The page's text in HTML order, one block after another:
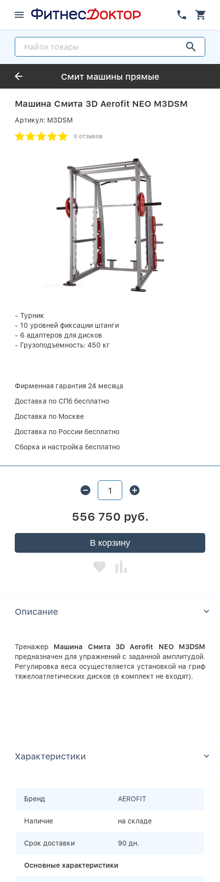
Смит машины прямые
Машина Смита 3D Aerofit NEO M3DSM
Артикул: M3DSM
0 отзывов
- Турник
- 10 уровней фиксации штанги
- 6 адаптеров для дисков
- Грузоподъемность: 450 кг
Фирменная гарантия 24 месяца
Доставка по СПб бесплатно
Доставка по Москве
Доставка по России бесплатно
Сборка и настройка бесплатно
556 750 руб.
В корзину
Описание
Тренажер Машина Смита 3D Aerofit NEO M3DSM
предназначен для упражнений с заданной амплитудой.
Регулировка веса осуществляется установкой на гриф
тяжелоатлетических дисков (в комплект не входят).
Характеристики
Бренд AEROFIT
Наличие на складе
Срок доставки 90 дн.
Основные характеристики